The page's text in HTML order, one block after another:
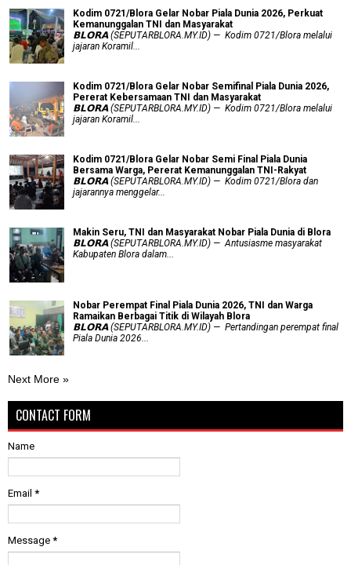
Kodim 0721/Blora Gelar Nobar Piala Dunia 2026, Perkuat
Kemanunggalan TNI dan Masyarakat
𝗕𝗟𝗢𝗥𝗔 (SEPUTARBLORA.MY.ID) — Kodim 0721/Blora melalui
jajaran Koramil...
Kodim 0721/Blora Gelar Nobar Semifinal Piala Dunia 2026,
Pererat Kebersamaan TNI dan Masyarakat
𝗕𝗟𝗢𝗥𝗔 (SEPUTARBLORA.MY.ID) — Kodim 0721/Blora melalui
jajaran Koramil...
Kodim 0721/Blora Gelar Nobar Semi Final Piala Dunia
Bersama Warga, Pererat Kemanunggalan TNI-Rakyat
𝗕𝗟𝗢𝗥𝗔 (SEPUTARBLORA.MY.ID) — Kodim 0721/Blora dan
jajarannya menggelar...
Makin Seru, TNI dan Masyarakat Nobar Piala Dunia di Blora
𝗕𝗟𝗢𝗥𝗔 (SEPUTARBLORA.MY.ID) — Antusiasme masyarakat
Kabupaten Blora dalam...
Nobar Perempat Final Piala Dunia 2026, TNI dan Warga
Ramaikan Berbagai Titik di Wilayah Blora
𝗕𝗟𝗢𝗥𝗔 (SEPUTARBLORA.MY.ID) — Pertandingan perempat final
Piala Dunia 2026...
Next More »
CONTACT FORM
Name
Email *
Message *